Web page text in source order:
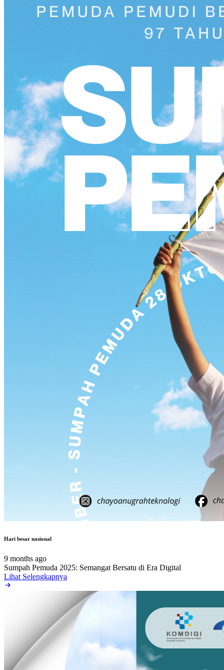
Hari besar nasional
9 months ago
Sumpah Pemuda 2025: Semangat Bersatu di Era Digital
Lihat Selengkapnya